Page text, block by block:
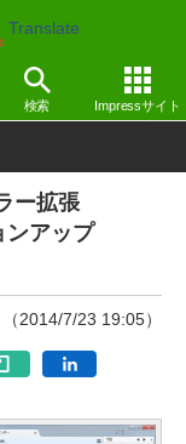
Translate
検索 Impressサイト
ュール その他
ー拡張
ンアップ
（2014/7/23 19:05）